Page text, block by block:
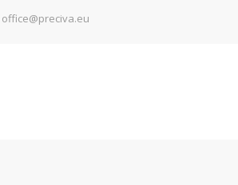
office@preciva.eu